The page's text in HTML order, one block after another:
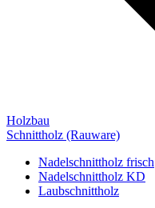
Holzbau
Schnittholz (Rauware)
Nadelschnittholz frisch
Nadelschnittholz KD
Laubschnittholz